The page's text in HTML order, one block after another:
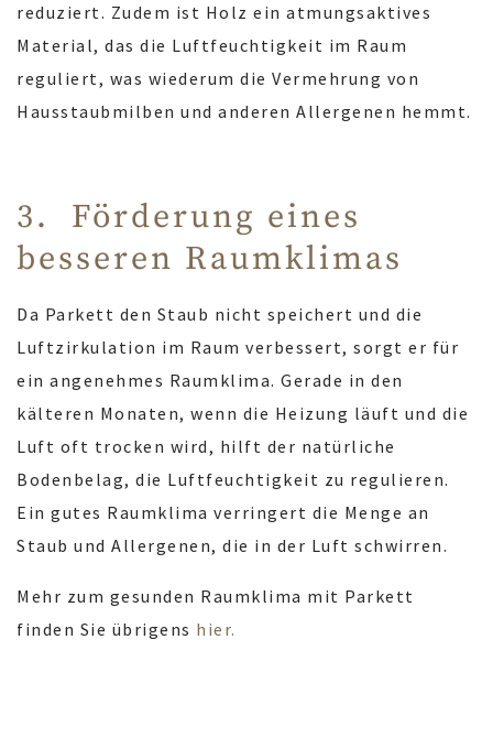
reduziert. Zudem ist Holz ein atmungsaktives
Material, das die Luftfeuchtigkeit im Raum
reguliert, was wiederum die Vermehrung von
Hausstaubmilben und anderen Allergenen hemmt.
3. Förderung eines
besseren Raumklimas
Da Parkett den Staub nicht speichert und die
Luftzirkulation im Raum verbessert, sorgt er für
ein angenehmes Raumklima. Gerade in den
kälteren Monaten, wenn die Heizung läuft und die
Luft oft trocken wird, hilft der natürliche
Bodenbelag, die Luftfeuchtigkeit zu regulieren.
Ein gutes Raumklima verringert die Menge an
Staub und Allergenen, die in der Luft schwirren.
Mehr zum gesunden Raumklima mit Parkett
finden Sie übrigens hier.